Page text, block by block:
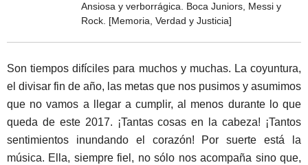
Ansiosa y verborrágica. Boca Juniors, Messi y
Rock. [Memoria, Verdad y Justicia]
Son tiempos difíciles para muchos y muchas. La coyuntura,
el divisar fin de año, las metas que nos pusimos y asumimos
que no vamos a llegar a cumplir, al menos durante lo que
queda de este 2017. ¡Tantas cosas en la cabeza! ¡Tantos
sentimientos inundando el corazón! Por suerte está la
música. Ella, siempre fiel, no sólo nos acompaña sino que,